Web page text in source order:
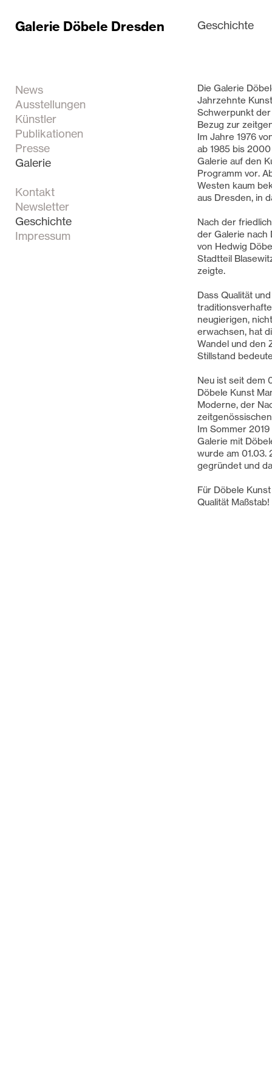
Galerie Döbele Dresden Geschichte
News
Ausstellungen
Künstler
Publikationen
Presse
Galerie
Kontakt
Newsletter
Geschichte
Impressum
Die Galerie
Jahrzehnte
Schwerpunkt
Bezug zur
Im Jahre 1976
ab 1985 bis
Galerie auf den
Programm vor.
Westen kaum
aus Dresden, in
Nach der
der Galerie nach
von Hedwig
Stadtteil
zeigte.
Dass Qualität
neugierigen,
erwachsen, hat
Wandel und den
Stillstand
Neu ist seit dem
Döbele Kunst
Moderne, der
Im Sommer
Galerie mit
wurde am 01.03.
gegründet und
Für Döbele
Qualität Maßstab!